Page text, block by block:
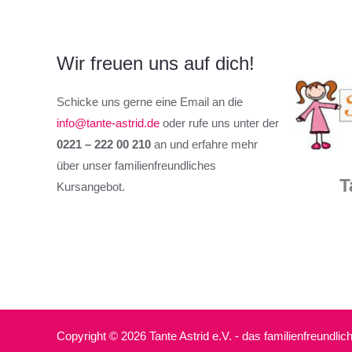
Wir freuen uns auf dich!
Schicke uns gerne eine Email an die
info@tante-astrid.de oder rufe uns unter der
0221 – 222 00 210 an und erfahre mehr
über unser familienfreundliches
Kursangebot.
Copyright © 2026 Tante Astrid e.V. - das